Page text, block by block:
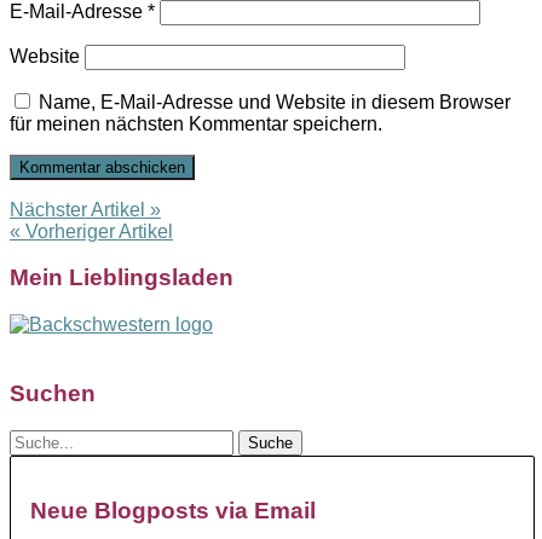
E-Mail-Adresse *
Website
Name, E-Mail-Adresse und Website in diesem Browser
für meinen nächsten Kommentar speichern.
Nächster Artikel »
« Vorheriger Artikel
Mein Lieblingsladen
Suchen
Neue Blogposts via Email